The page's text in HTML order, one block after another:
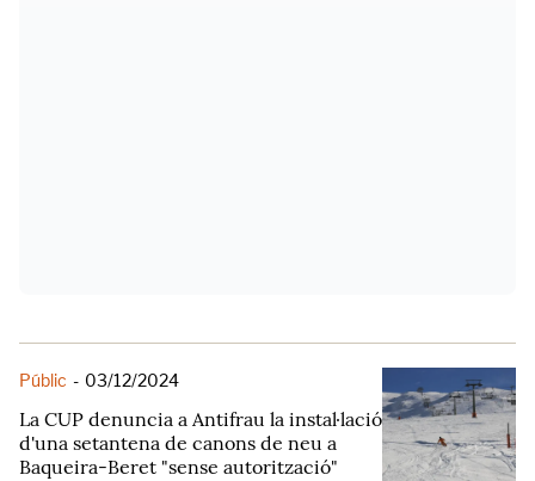
Públic - 03/12/2024
La CUP denuncia a Antifrau la instal·lació
d'una setantena de canons de neu a
Baqueira-Beret "sense autorització"